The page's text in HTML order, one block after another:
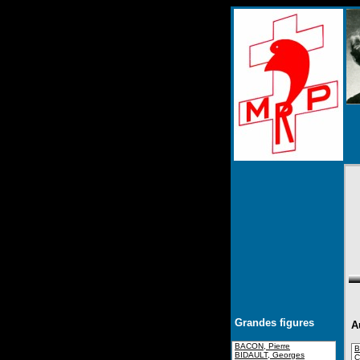
Grandes figures
BACON, Pierre
BIDAULT, Georges